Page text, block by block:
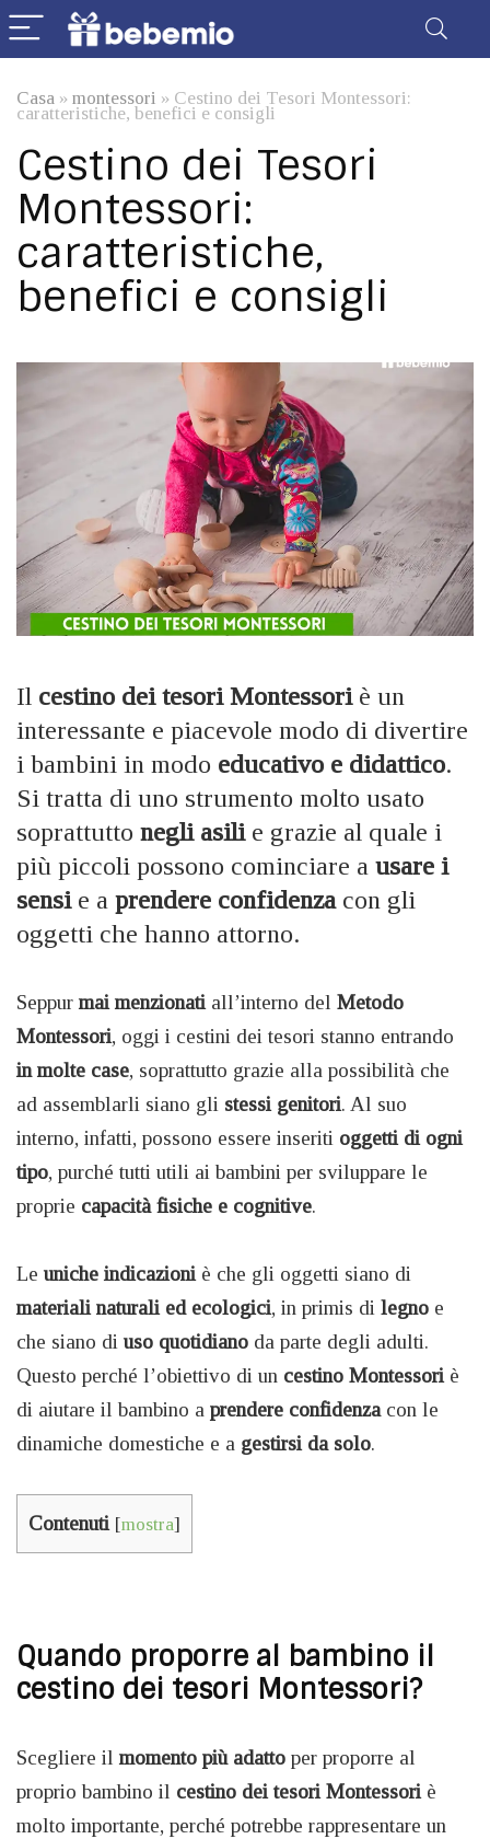
Casa » montessori » Cestino dei Tesori Montessori:
caratteristiche, benefici e consigli
Cestino dei Tesori
Montessori:
caratteristiche,
benefici e consigli
Il cestino dei tesori Montessoriè un
interessante e piacevole modo di divertire
i bambini in modo educativo e didattico.
Si tratta di uno strumento molto usato
soprattutto negli asilie grazie al quale i
più piccoli possono cominciare a usare i
sensie a prendere confidenzacon gli
oggetti che hanno attorno.
Seppur mai menzionati all’interno del Metodo
Montessori, oggi i cestini dei tesori stanno entrando
in molte case, soprattutto grazie alla possibilità che
ad assemblarli siano gli stessi genitori. Al suo
interno, infatti, possono essere inseriti oggetti di ogni
tipo, purché tutti utili ai bambini per sviluppare le
proprie capacità fisiche e cognitive.
Le uniche indicazioni è che gli oggetti siano di
materiali naturali ed ecologici, in primis di legno e
che siano di uso quotidiano da parte degli adulti.
Questo perché l’obiettivo di un cestino Montessori è
di aiutare il bambino a prendere confidenza con le
dinamiche domestiche e a gestirsi da solo.
Contenuti [mostra]
Quando proporre al bambino il
cestino dei tesori Montessori?
Scegliere il momento più adatto per proporre al
proprio bambino il cestino dei tesori Montessori è
molto importante, perché potrebbe rappresentare un